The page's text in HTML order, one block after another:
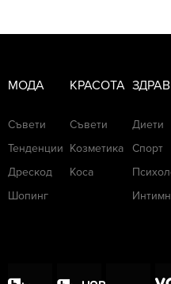
МОДА
Съвети
Тенденции
Дрескод
Шопинг
КРАСОТА
Съвети
Козметика
Коса
Диети
Спорт